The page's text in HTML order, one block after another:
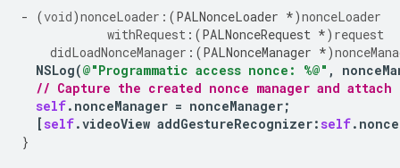
- (void)nonceLoader: (PALNonceLoader *)nonceLoader
withRequest :(PALNonceRequest *) request
didLoadNonceManager :(PALNonceManager *)
NSLog(@"Programmatic access nonce: %@" ,
// Capture the created nonce manager and
self. nonceManager = nonceManager;
[ self.videoView addGestureRecognizer: self.
}